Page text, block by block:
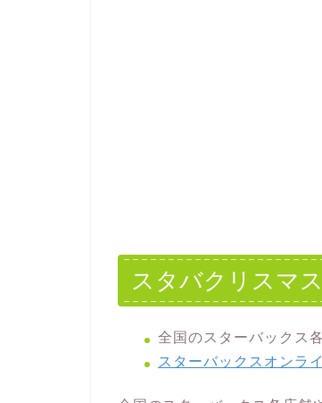
スタバクリスマ
全国のスターバックス
スターバックスオンラ